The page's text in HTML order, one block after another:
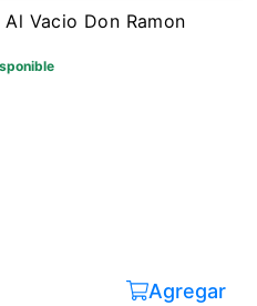
Al Vacio Don Ramon
Agregar